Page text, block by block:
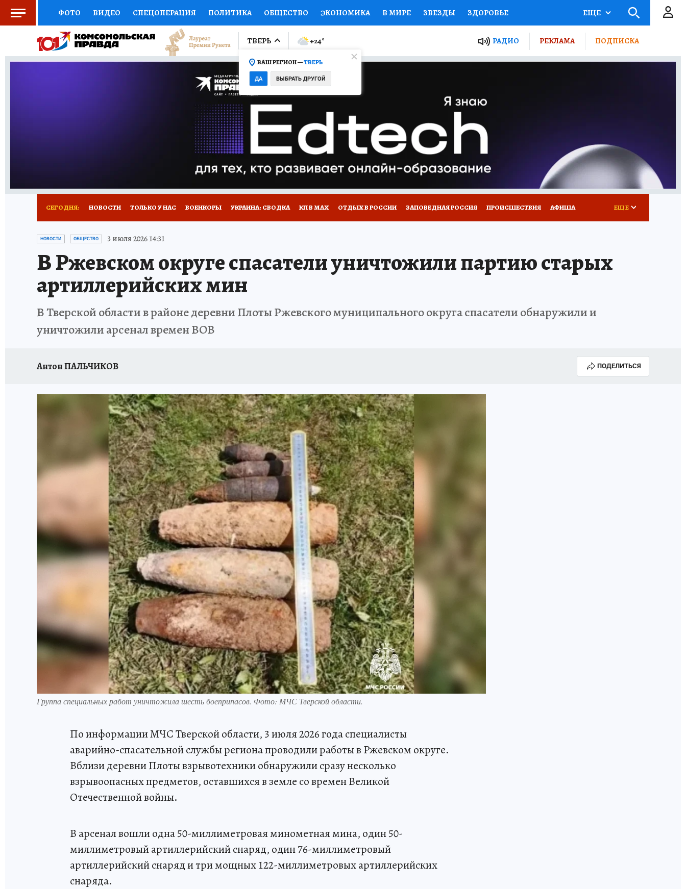
ФОТО ВИДЕО СПЕЦОПЕРАЦИЯ ПОЛИТИКА ОБЩЕСТВО ЭКОНОМИКА В МИРЕ ЗВЕЗДЫ ЗДОРОВЬЕ
СОЦПОДДЕРЖКА НАУКА СПОРТ КОЛУМНИСТЫ ПРОИСШЕСТВИЯ НАЦИОНАЛЬНЫЕ ПРОЕКТЫ РОССИИ
ВЫБОР ЭКСПЕРТОВ ДОКТОР ФИНАНСЫ ОТКРЫВАЕМ МИР Я ЗНАЮ СЕМЬЯ ЖЕНСКИЕ СЕКРЕТЫ ПУТЕВОДИТЕЛЬ
ПРОГНОЗЫ НА СПОРТ ПРОМОКОДЫ СЕРИАЛЫ
ТЕЛЕВИЗОР КОЛЛЕКЦИИ КОНКУРСЫ ГИД ПОТРЕБИТЕЛЯ
НОВОЕ НА САЙТЕ
ЕЩЕ
ТВЕРЬ
ВАШ РЕГИОН —ТВЕРЬ
ДА ВЫБРАТЬ ДРУГОЙ
+24° РАДИО РЕКЛАМА ПОДПИСКА
СЕГОДНЯ: НОВОСТИ ТОЛЬКО У НАС ВОЕНКОРЫ УКРАИНА: СВОДКА КП В МАХ ОТДЫХ В РОССИИ ЗАПОВЕДНАЯ РОССИЯ ПРОИСШЕСТВИЯ АФИША
ИСПЫТАНО НА СЕБЕ
ЕЩЕ
НОВОСТИ ОБЩЕСТВО 3 июля 2026 14:31
В Ржевском округе спасатели уничтожили партию старых
артиллерийских мин
В Тверской области в районе деревни Плоты Ржевского муниципального округа спасатели обнаружили и
уничтожили арсенал времен ВОВ
Антон ПАЛЬЧИКОВ ПОДЕЛИТЬСЯ
Группа специальных работ уничтожила шесть боеприпасов. Фото: МЧС Тверской области.
По информации МЧС Тверской области, 3 июля 2026 года специалисты
аварийно-спасательной службы региона проводили работы в Ржевском округе.
Вблизи деревни Плоты взрывотехники обнаружили сразу несколько
взрывоопасных предметов, оставшихся в земле со времен Великой
Отечественной войны.
В арсенал вошли одна 50-миллиметровая минометная мина, один 50-
миллиметровый артиллерийский снаряд, один 76-миллиметровый
артиллерийский снаряд и три мощных 122-миллиметровых артиллерийских
снаряда.